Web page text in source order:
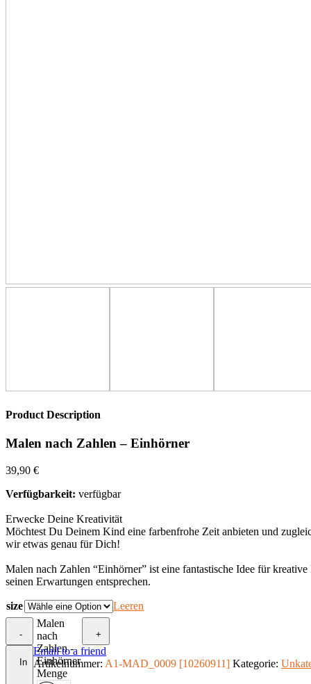
Product Description
Malen nach Zahlen – Einhörner
39,90 €
Verfügbarkeit: verfügbar
Erwecke Deine Kreativität
Möchtest Du Deinem Kind eine farbenfrohe Zeit anbieten und
wir etwas genau für Dich!
Malen nach Zahlen “Einhörner” ist eine fantastische Idee für
seinen Erwartungen entsprechen.
size Leeren
-
Malen
nach
Zahlen -
Einhörner
Menge
+
In
Email to a friend
Artikelnummer: A1-MAD_0009 [10260911] Kategorie: